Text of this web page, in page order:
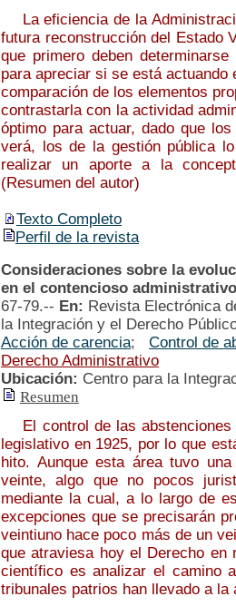
La eficiencia de la
futura reconstrucción del Estado
que primero deben
para apreciar si se está
comparación de los elementos
contrastarla con la actividad
óptimo para actuar, dado que
verá, los de la gestión pública
realizar un aporte a la
(Resumen del autor)
Texto Completo
Perfil de la revista
Consideraciones sobre la
en el contencioso
67-79.-- En: Revista Electrónica
la Integración y el Derecho
Acción de carencia; Control de
Derecho Administrativo
Ubicación: Centro para la
Resumen
El control de las abstenciones
legislativo en 1925, por lo que
hito. Aunque esta área tuvo
veinte, algo que no pocos
mediante la cual, a lo largo de
excepciones que se precisarán
veintiuno hace poco más de un
que atraviesa hoy el Derecho en
científico es analizar el camino
tribunales patrios han llevado a